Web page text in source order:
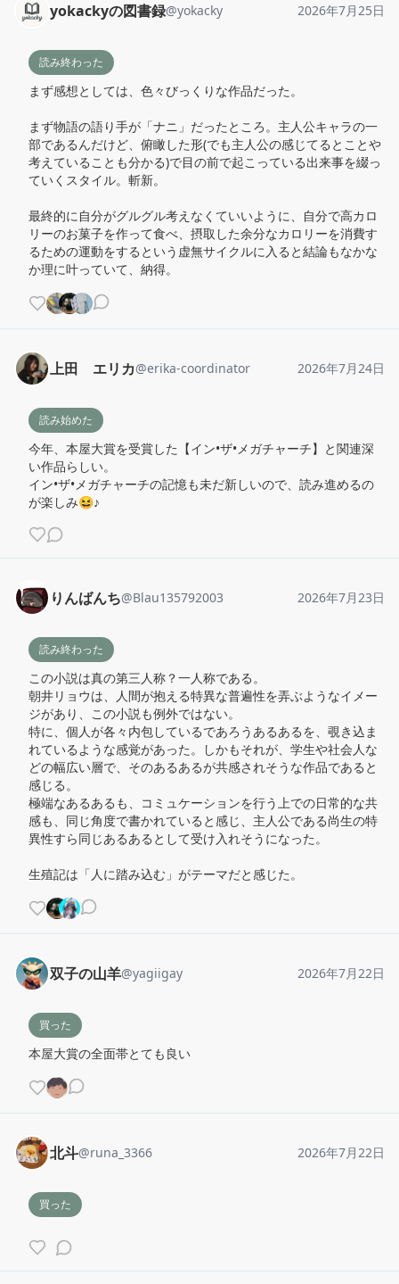
yokackyの図書録@yokacky 2026年7月25日
読み終わった
まず感想としては、色々びっくりな作品だった。
まず物語の語り手が「ナニ」だったところ。主人公キャラの一
部であるんだけど、俯瞰した形(でも主人公の感じてるとことや
考えていることも分かる)で目の前で起こっている出来事を綴っ
ていくスタイル。斬新。
最終的に自分がグルグル考えなくていいように、自分で高カロ
リーのお菓子を作って食べ、摂取した余分なカロリーを消費す
るための運動をするという虚無サイクルに入ると結論もなかな
か理に叶っていて、納得。
上田 エリカ@erika-coordinator 2026年7月24日
読み始めた
今年、本屋大賞を受賞した【イン•ザ•メガチャーチ】と関連深
い作品らしい。
イン•ザ•メガチャーチの記憶も未だ新しいので、読み進めるの
が楽しみ😆♪
りんばんち@Blau135792003 2026年7月23日
読み終わった
この小説は真の第三人称？一人称である。
朝井リョウは、人間が抱える特異な普遍性を弄ぶようなイメー
ジがあり、この小説も例外ではない。
特に、個人が各々内包しているであろうあるあるを、覗き込ま
れているような感覚があった。しかもそれが、学生や社会人な
どの幅広い層で、そのあるあるが共感されそうな作品であると
感じる。
極端なあるあるも、コミュケーションを行う上での日常的な共
感も、同じ角度で書かれていると感じ、主人公である尚生の特
異性すら同じあるあるとして受け入れそうになった。
生殖記は「人に踏み込む」がテーマだと感じた。
双子の山羊@yagiigay 2026年7月22日
買った
本屋大賞の全面帯とても良い
北斗@runa_3366 2026年7月22日
買った